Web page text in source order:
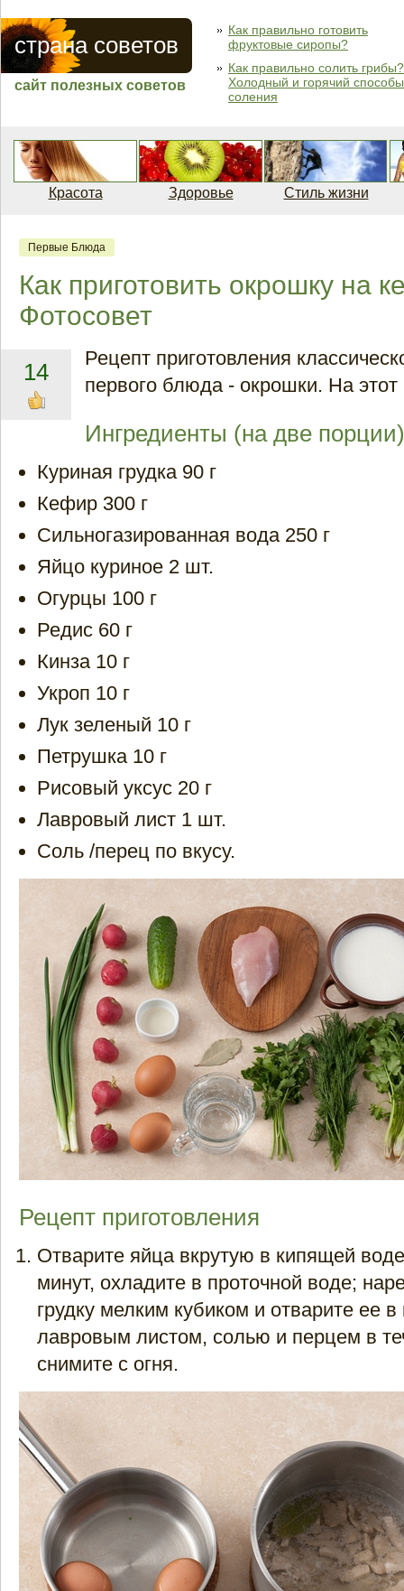
страна советов
сайт полезных советов
Как правильно готовить
фруктовые сиропы?
Как правильно солить грибы?
Холодный и горячий способы
соления
Красота Здоровье Стиль жизни
Первые Блюда
Как приготовить окрошку на
Фотосовет
14
Рецепт приготовления
первого блюда - окрошки. На
Ингредиенты (на две
Куриная грудка 90 г
Кефир 300 г
Сильногазированная вода 250 г
Яйцо куриное 2 шт.
Огурцы 100 г
Редис 60 г
Кинза 10 г
Укроп 10 г
Лук зеленый 10 г
Петрушка 10 г
Рисовый уксус 20 г
Лавровый лист 1 шт.
Соль /перец по вкусу.
Рецепт приготовления
Отварите яйца вкрутую в кипящей
минут, охладите в проточной воде;
грудку мелким кубиком и отварите ее
лавровым листом, солью и перцем в
снимите с огня.